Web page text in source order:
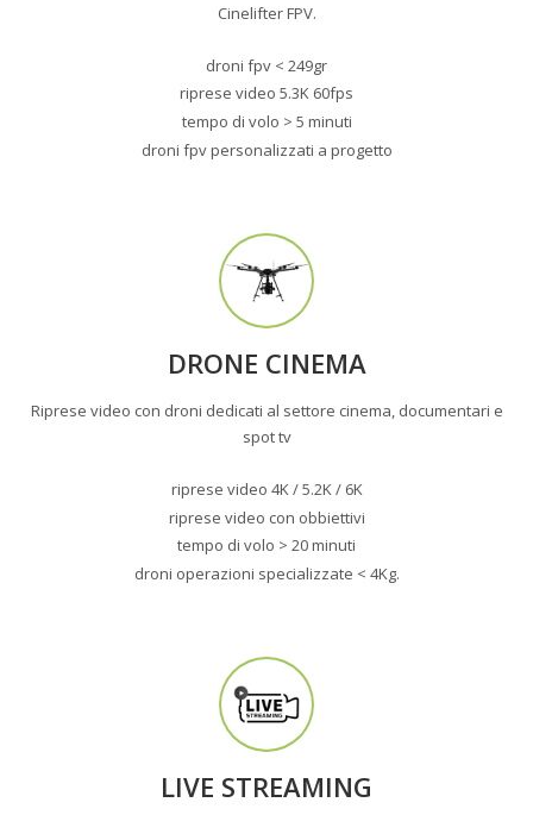
Cinelifter FPV.
droni fpv < 249gr
riprese video 5.3K 60fps
tempo di volo > 5 minuti
droni fpv personalizzati a progetto
DRONE CINEMA
Riprese video con droni dedicati al settore cinema, documentari e
spot tv
riprese video 4K / 5.2K / 6K
riprese video con obbiettivi
tempo di volo > 20 minuti
droni operazioni specializzate < 4Kg.
LIVE STREAMING